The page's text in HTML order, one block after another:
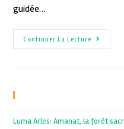
guidée…
Continuer La Lecture
Luma Arles: Amanat, la forêt